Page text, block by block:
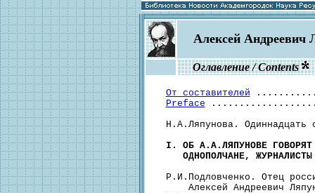
Алексей Андреевич
Оглавление / Contents
От составителей
Preface
H.А.Ляпунова. Одиннадцать
I. ОБ А.А.ЛЯПУНОВЕ ГОВОРЯТ
ОДНОПОЛЧАНЕ,
Р.И.Подловченко. Отец
Алексей Андреевич